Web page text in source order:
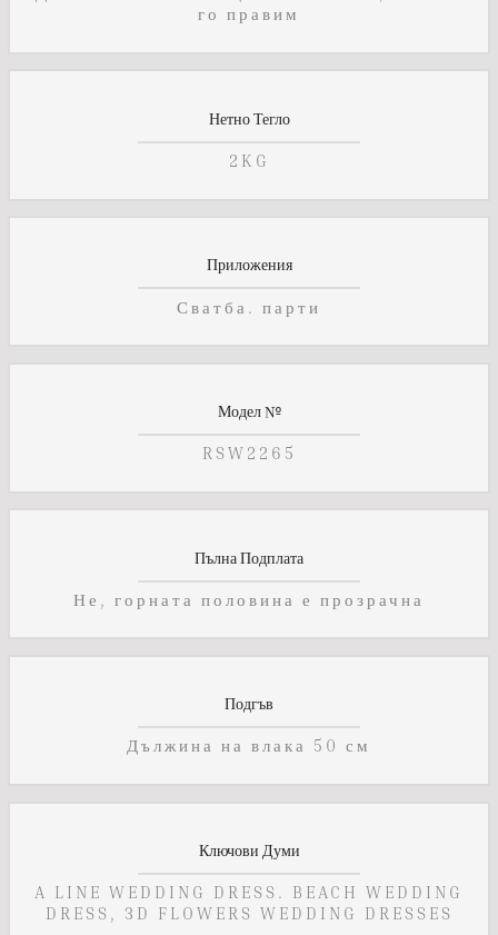
го правим
Нетно Тегло
2KG
Приложения
Сватба. парти
Модел №
RSW2265
Пълна Подплата
Не, горната половина е прозрачна
Подгъв
Дължина на влака 50 см
Ключови Думи
A LINE WEDDING DRESS. BEACH WEDDING
DRESS, 3D FLOWERS WEDDING DRESSES